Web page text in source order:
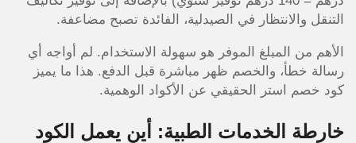
التنقل والانتظار في الصيدلية، الفائدة تصبح مضاعفة.
الأهم من المبلغ الموفر هو سهولة الاستخدام. لم أواجه أي
رسالة خطأ، والخصم ظهر مباشرة قبل الدفع. هذا ما يميز
كود خصم استر الحقيقي عن الأكواد الوهمية.
خارطة الخدمات الطبية: أين يعمل الكود